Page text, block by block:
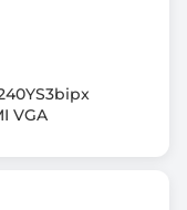
VGA